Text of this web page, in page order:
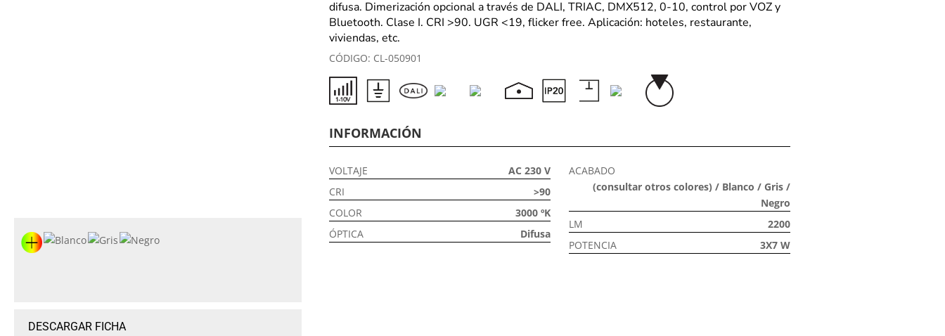
DESCARGAR FICHA
difusa. Dimerización opcional a través de DALI, TRIAC, DMX512, 0-10, control por VOZ y
Bluetooth. Clase I. CRI >90. UGR <19, flicker free. Aplicación: hoteles, restaurante,
viviendas, etc.
CÓDIGO: CL-050901
INFORMACIÓN
VOLTAJE
AC 230 V
CRI
>90
COLOR
3000 ºK
ÓPTICA
Difusa
ACABADO
(consultar otros colores) / Blanco / Gris /
Negro
LM
2200
POTENCIA
3X7 W